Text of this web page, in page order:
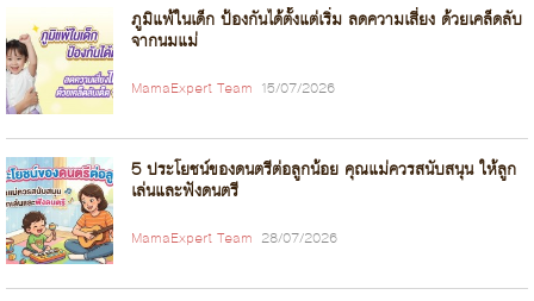
ภูมิแพ้ในเด็ก ป้องกันได้ตั้งแต่เริ่ม ลดความเสี่ยง ด้วยเคล็ดลับ
จากนมแม่
MamaExpert Team 15/07/2026
5 ประโยชน์ของดนตรีต่อลูกน้อย คุณแม่ควรสนับสนุน ให้ลูก
เล่นและฟังดนตรี
MamaExpert Team 28/07/2026